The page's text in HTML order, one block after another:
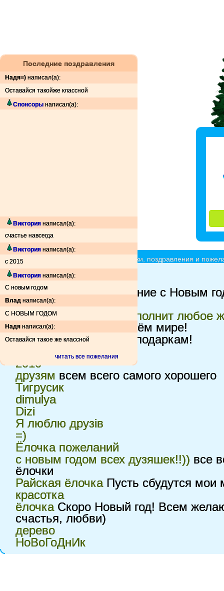
Последние поздравления
Надя=) написал(а):
Оставайся такойже классной
Спонсоры написал(а):
Виктория написал(а):
счастье навсегда
Виктория написал(а):
с 2015
Виктория написал(а):
С новым годом
Влад написал(а):
С НОВЫМ ГОДОМ
Надя написал(а):
Оставайся такое же классной
читать все пожелания
Ёлочки красавицы - принимают подарки, поздравления и
Rbrf
Баоьаь
елка хуевапоздравление с Новым
с дымом=)))
Ёлочка пушистая - исполнит любое
пусть будет мир во всём мире!
LoveTanyaБуду рада подаркам!
2010
друзям всем всего самого хорошего
Тигрусик
dimulya
Dizi
Я люблю друзів
=)
Ёлочка пожеланий
с новым годом всех дузяшек!!)) все
ёлочки
Райская ёлочкаПусть сбудутся мои
красотка
ёлочкаСкоро Новый год! Всем
счастья, любви)
дерево
НоВоГоДнИк